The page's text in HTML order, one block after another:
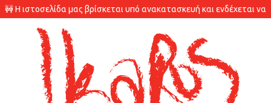
🚧 Η ιστοσελίδα μας βρίσκεται υπό ανακατασκευή και ενδέχεται να
υπάρχουν διαφορές στις διαθεσιμότητες των προϊόντων.